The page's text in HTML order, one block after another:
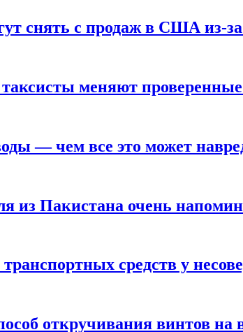
снять с продаж в США из-за
меняют
— чем все это может
из Пакистана очень
средств у
откручивания винтов на